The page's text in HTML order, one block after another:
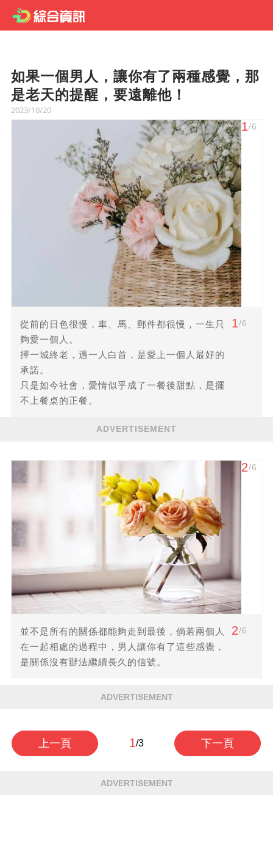
如果一個男人，讓你有了兩種感覺，那
是老天的提醒，要遠離他！
2023/10/20
1/6
從前的日色很慢，車、馬、郵件都很慢，一生只
夠愛一個人。
擇一城終老，遇一人白首，是愛上一個人最好的
承諾。
只是如今社會，愛情似乎成了一餐後甜點，是擺
不上餐桌的正餐。
1/6
ADVERTISEMENT
2/6
並不是所有的關係都能夠走到最後，倘若兩個人
在一起相處的過程中，男人讓你有了這些感覺，
是關係沒有辦法繼續長久的信號。
2/6
ADVERTISEMENT
上一頁 1/3 下一頁
ADVERTISEMENT